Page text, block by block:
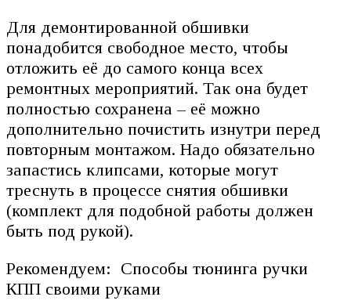
Для демонтированной обшивки
понадобится свободное место, чтобы
отложить её до самого конца всех
ремонтных мероприятий. Так она будет
полностью сохранена – её можно
дополнительно почистить изнутри перед
повторным монтажом. Надо обязательно
запастись клипсами, которые могут
треснуть в процессе снятия обшивки
(комплект для подобной работы должен
быть под рукой).
Рекомендуем: Способы тюнинга ручки
КПП своими руками